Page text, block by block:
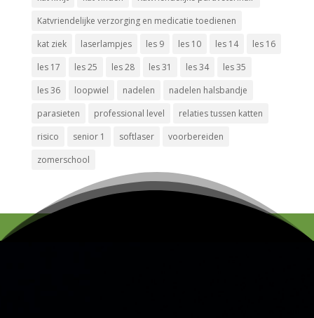
Katvriendelijke verzorging en medicatie toedienen
kat ziek
laserlampjes les 9 les 10 les 14
les 16
les 17
les 25 les 28 les 31 les 34
les 35
les 36
loopwiel nadelen
nadelen halsbandje
parasieten
professional level
relaties tussen katten
risico
senior 1 softlaser
voorbereiden
zomerschool